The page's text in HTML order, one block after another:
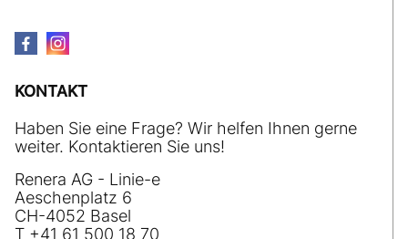
KONTAKT
Haben Sie eine Frage? Wir helfen Ihnen gerne
weiter. Kontaktieren Sie uns!
Renera AG - Linie-e
Aeschenplatz 6
CH-4052 Basel
T +41 61 500 18 70